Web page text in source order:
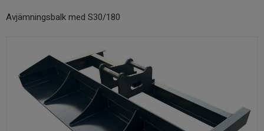
Avjämningsbalk med S30/180